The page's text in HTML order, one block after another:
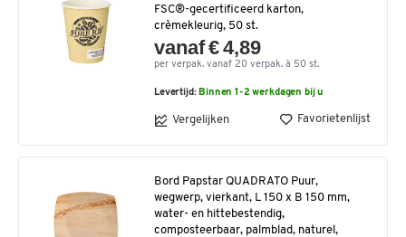
FSC®-gecertificeerd karton,
crèmekleurig, 50 st.
vanaf € 4,89
per verpak. vanaf 20 verpak. à 50 st.
Levertijd: Binnen 1-2 werkdagen bij u
Vergelijken Favorietenlijst
Bord Papstar QUADRATO Puur,
wegwerp, vierkant, L 150 x B 150 mm,
water- en hittebestendig,
composteerbaar, palmblad, naturel,